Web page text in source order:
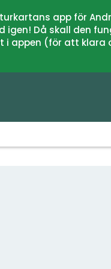
app för
Då skall den
appen (för att